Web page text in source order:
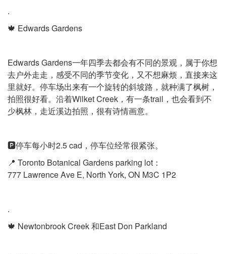
.
🍁 Edwards Gardens
Edwards Gardens一年四季去都会有不同的景观，属于你想
去户外走走，感受不同的季节变化，又不想麻烦，直接来这
里就好。停车场出来有一个旋转的斜坡路，就种满了枫树，
拍照很好看。沿着Wilket Creek，有一条trail，也会看到不
少枫林，走近溪边拍照，很有诗情画意。
🅿️停车每小时2.5 cad，停车位经常很紧张。
📍 Toronto Botanical Gardens parking lot：
777 Lawrence Ave E, North York, ON M3C 1P2
.
🍁 Newtonbrook Creek 和East Don Parkland